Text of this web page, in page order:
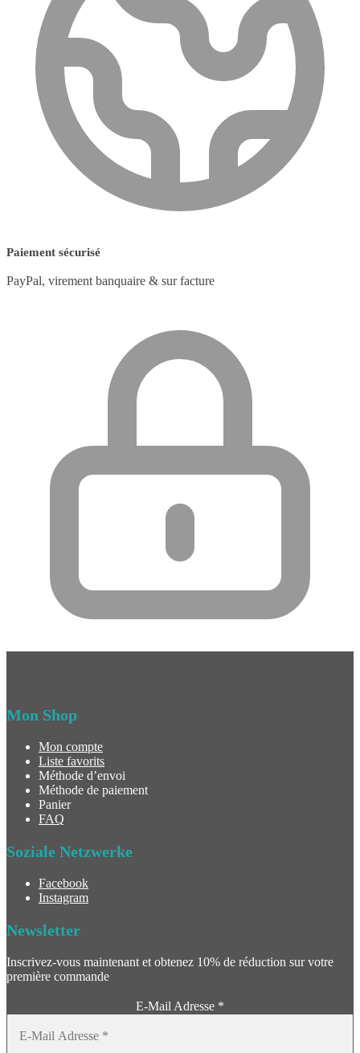
Paiement sécurisé
PayPal, virement banquaire & sur facture
Mon Shop
Mon compte
Liste favorits
Méthode d’envoi
Méthode de paiement
Panier
FAQ
Soziale Netzwerke
Facebook
Instagram
Newsletter
Inscrivez-vous maintenant et obtenez 10% de réduction sur votre
première commande
E-Mail Adresse *